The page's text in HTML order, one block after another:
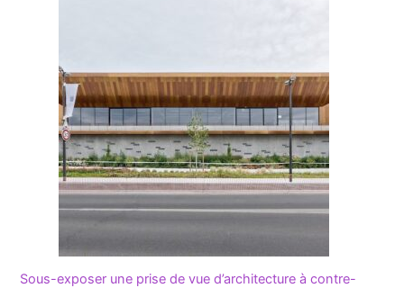
Sous-exposer une prise de vue d’architecture à contre-